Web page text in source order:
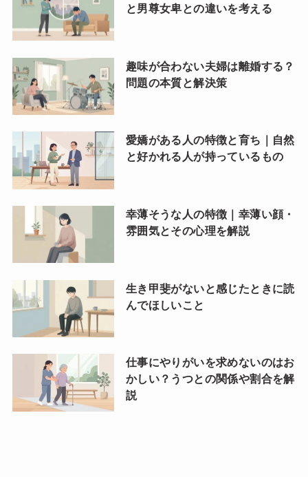
と男尊女卑との違いを考える
趣味が合わない夫婦は離婚する？
問題の本質と解決策
愛嬌がある人の特徴と育ち｜自然
と好かれる人が持っているもの
幸薄そうな人の特徴｜幸薄い顔・
雰囲気とその心理を解説
生き甲斐がないと感じたときに読
んでほしいこと
仕事にやりがいを求めないのはお
かしい？うつとの関係や割合を解
説